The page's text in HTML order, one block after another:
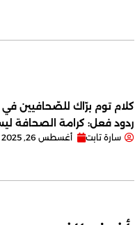
كلام توم برّاك للصّحافيين في
ردود فعل: كرامة الصحافة
سارة تابت أغسطس 26, 2025